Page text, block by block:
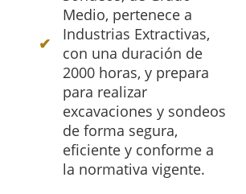
Medio, pertenece a
Industrias Extractivas,
con una duración de
2000 horas, y prepara
para realizar
excavaciones y sondeos
de forma segura,
eficiente y conforme a
la normativa vigente.